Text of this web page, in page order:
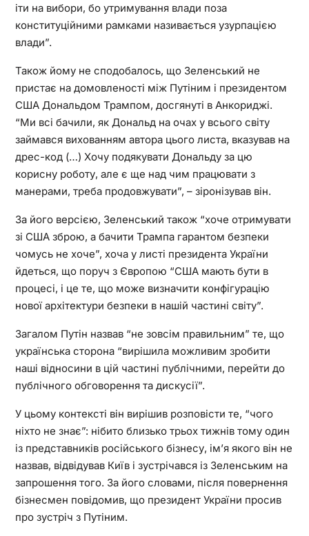
іти на вибори, бо утримування влади поза
конституційними рамками називається узурпацією
влади”.
Також йому не сподобалось, що Зеленський не
пристає на домовленості між Путіним і президентом
США Дональдом Трампом, досгянуті в Анкориджі.
“Ми всі бачили, як Дональд на очах у всього світу
займався вихованням автора цього листа, вказував на
дрес-код (…) Хочу подякувати Дональду за цю
корисну роботу, але є ще над чим працювати з
манерами, треба продовжувати”, – зіронізував він.
За його версією, Зеленський також “хоче отримувати
зі США зброю, а бачити Трампа гарантом безпеки
чомусь не хоче”, хоча у листі президента України
йдеться, що поруч з Європою “США мають бути в
процесі, і це те, що може визначити конфігурацію
нової архітектури безпеки в нашій частині світу”.
Загалом Путін назвав “не зовсім правильним” те, що
українська сторона “вирішила можливим зробити
наші відносини в цій частині публічними, перейти до
публічного обговорення та дискусії”.
У цьому контексті він вирішив розповісти те, “чого
ніхто не знає”: нібито близько трьох тижнів тому один
із представників російського бізнесу, ім’я якого він не
назвав, відвідував Київ і зустрічався із Зеленським на
запрошення того. За його словами, після повернення
бізнесмен повідомив, що президент України просив
про зустріч з Путіним.